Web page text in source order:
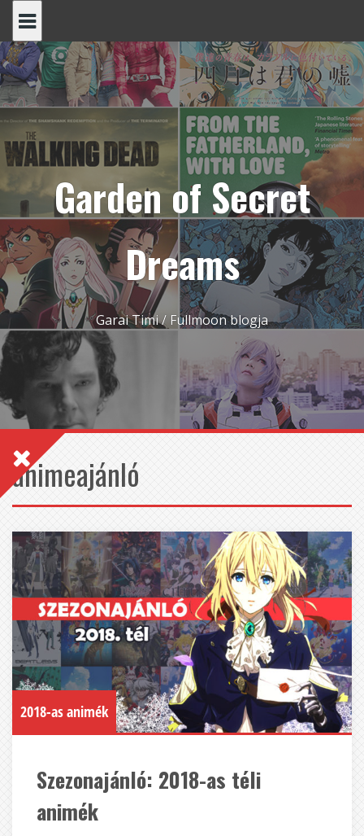
content
Garden of Secret
Dreams
Garai Timi / Fullmoon blogja
animeajánló
2018-as animék
Szezonajánló: 2018-as téli
animék